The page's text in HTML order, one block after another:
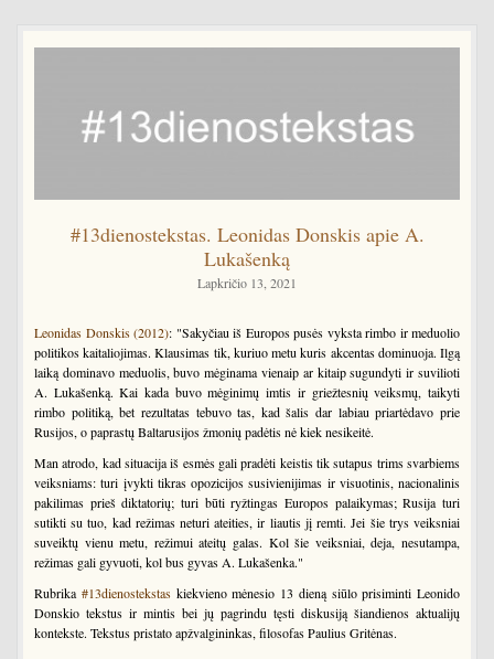
#13dienostekstas. Leonidas Donskis apie A.
Lukašenką
Lapkričio 13, 2021
Leonidas Donskis (2012): "Sakyčiau iš Europos pusės vyksta rimbo ir meduolio
politikos kaitaliojimas. Klausimas tik, kuriuo metu kuris akcentas dominuoja. Ilgą
laiką dominavo meduolis, buvo mėginama vienaip ar kitaip sugundyti ir suvilioti
A. Lukašenką. Kai kada buvo mėginimų imtis ir griežtesnių veiksmų, taikyti
rimbo politiką, bet rezultatas tebuvo tas, kad šalis dar labiau priartėdavo prie
Rusijos, o paprastų Baltarusijos žmonių padėtis nė kiek nesikeitė.
Man atrodo, kad situacija iš esmės gali pradėti keistis tik sutapus trims svarbiems
veiksniams: turi įvykti tikras opozicijos susivienijimas ir visuotinis, nacionalinis
pakilimas prieš diktatorių; turi būti ryžtingas Europos palaikymas; Rusija turi
sutikti su tuo, kad režimas neturi ateities, ir liautis jį remti. Jei šie trys veiksniai
suveiktų vienu metu, režimui ateitų galas. Kol šie veiksniai, deja, nesutampa,
režimas gali gyvuoti, kol bus gyvas A. Lukašenka."
Rubrika #13dienostekstaskiekvieno mėnesio 13 dieną siūlo prisiminti Leonido
Donskio tekstus ir mintis bei jų pagrindu tęsti diskusiją šiandienos aktualijų
kontekste. Tekstus pristato apžvalgininkas, filosofas Paulius Gritėnas.